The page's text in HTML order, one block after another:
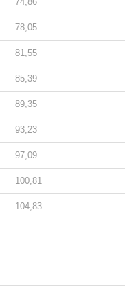
78,05
81,55
85,39
89,35
93,23
97,09
100,81
104,83